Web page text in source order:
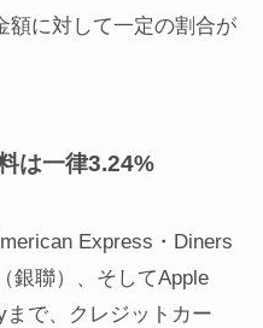
額に対して一定の割合が
は一律3.24%
Express・Diners
銀聯）、そしてApple
まで、クレジットカー